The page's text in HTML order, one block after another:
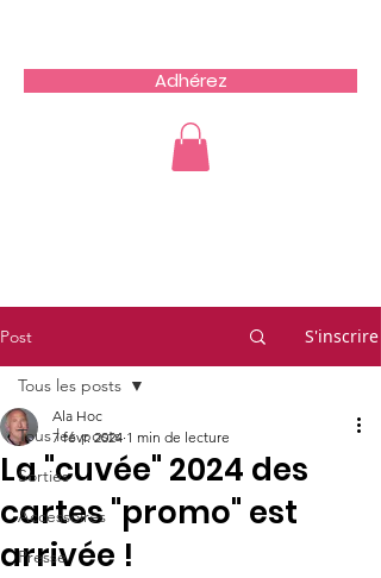
Adhérez
Post S'inscrire
Tous les posts
Sorties
Accessoires
Presse
Tous les posts
La "cuvée" 2024 des
cartes "promo" est
arrivée !
Ala Hoc
7 févr. 2024 1 min de lecture